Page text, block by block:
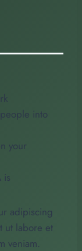
into
your
is
adipiscing
ut labore et
veniam.